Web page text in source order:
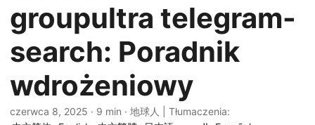
groupultra telegram-
search: Poradnik
wdrożeniowy
czerwca 8, 2025 · 9 min · 地球人 | Tłumaczenia: